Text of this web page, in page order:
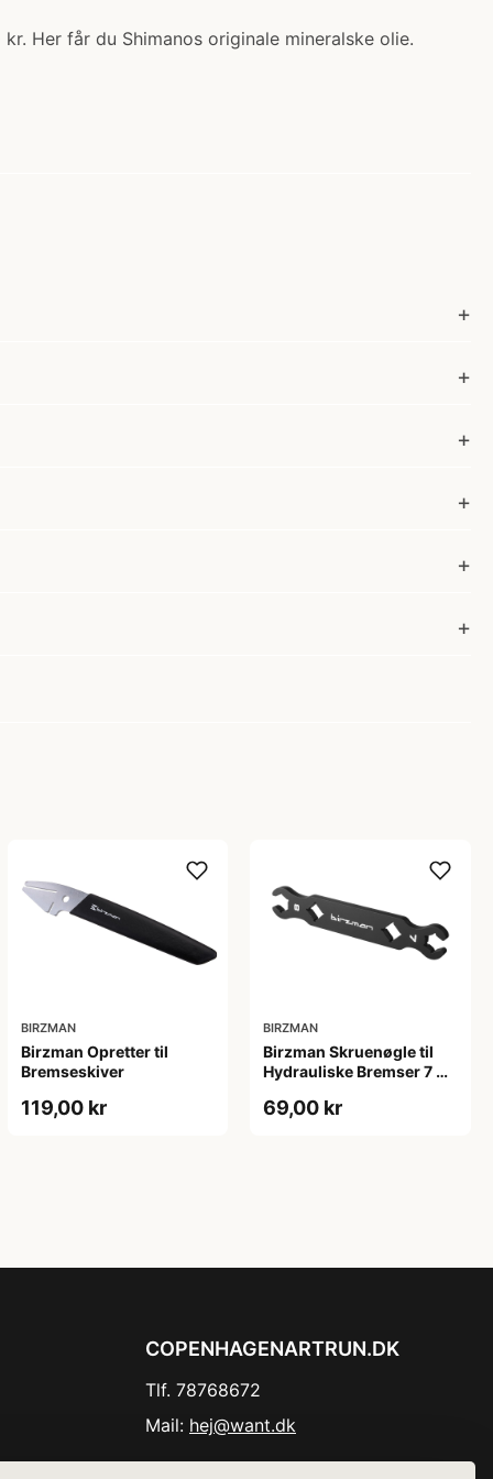
Her får du Shimanos originale mineralske olie.
BIRZMAN
Birzman Opretter til
Bremseskiver
119,00 kr
BIRZMAN
Birzman Skruenøgle til
Hydrauliske Bremser 7 og
69,00 kr
COPENHAGENARTRUN.DK
Tlf. 78768672
Mail: hej@want.dk